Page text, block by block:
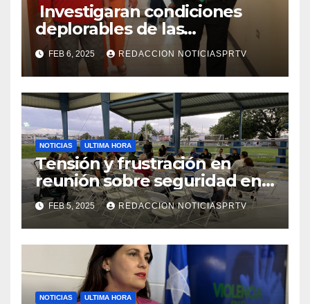
Investigaran condiciones
deplorables de las
facilidades el Departamento
de la Salud en Mayagüez
FEB 6, 2025 REDACCION NOTICIASPRTV
NOTICIAS ULTIMA HORA
Tensión y frustración en
reunión sobre seguridad en
Reparto Metropolitano
FEB 5, 2025 REDACCION NOTICIASPRTV
NOTICIAS ULTIMA HORA